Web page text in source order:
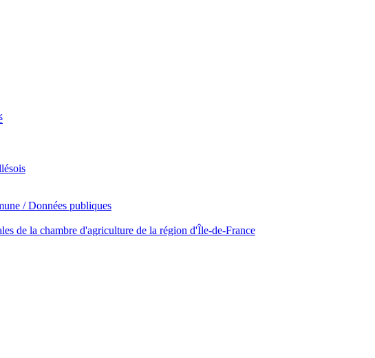
/ Données publiques
de la chambre d'agriculture de la région d'Île-de-France